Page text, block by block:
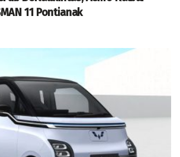
11 Pontianak